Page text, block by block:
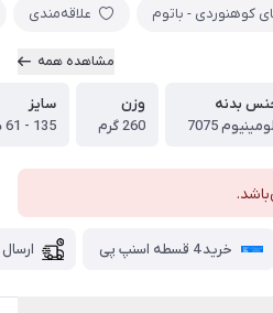
کوهنوردی - باتوم علاقه‌مندی
مشاهده همه
بدنه
7075
وزن
260 گرم
سایز
135 - 61 سانتی متر
خرید 4 قسطه اسنپ پی